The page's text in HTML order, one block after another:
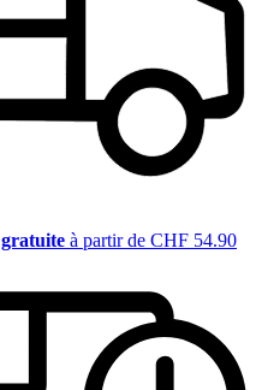
à partir de CHF 54.90